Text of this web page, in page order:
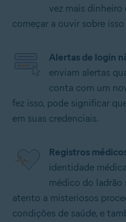
vez mais dinheiro
começar a ouvir sobre
Alertas de login
enviam alertas
conta com um
fez isso, pode significar
em suas credenciais.
Registros
identidade
médico do ladrão
atento a misteriosos
condições de saúde, e